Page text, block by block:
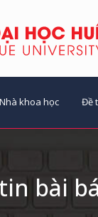
Nhà khoa học Đề
bài